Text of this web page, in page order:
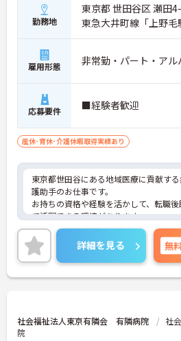
勤務地
東京都 世田谷区 瀬田
東急大井町線「上野
雇用形態 非常勤・パート・アル
応募要件 ■経験者歓迎
産休･育休･介護休暇取得実績あり
東京都世田谷にある地域医療に貢献す
護助手のお仕事です。
お持ちの資格や経験を活かして、転職後
て活躍できる環境があります。
ご興味ある方には、面接対策ポイント
詳細をお話しいたしますのでお気軽にご
い。
詳細を見る 無
社会福祉法人東京有隣会 有隣病院
社
院